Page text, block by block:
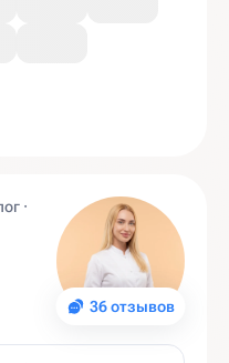
36 отзывов
·